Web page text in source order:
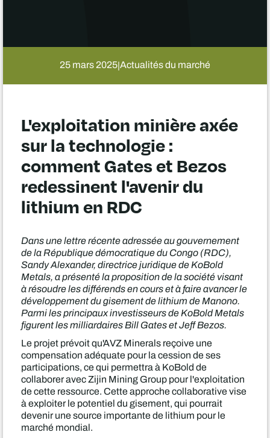
25 mars 2025|Actualités du marché
L'exploitation minière axée
sur la technologie :
comment Gates et Bezos
redessinent l'avenir du
lithium en RDC
Dans une lettre récente adressée au gouvernement
de la République démocratique du Congo (RDC),
Sandy Alexander, directrice juridique de KoBold
Metals, a présenté la proposition de la société visant
à résoudre les différends en cours et à faire avancer le
développement du gisement de lithium de Manono.
Parmi les principaux investisseurs de KoBold Metals
figurent les milliardaires Bill Gates et Jeff Bezos.
Le projet prévoit qu'AVZ Minerals reçoive une
compensation adéquate pour la cession de ses
participations, ce qui permettra à KoBold de
collaborer avec Zijin Mining Group pour l'exploitation
de cette ressource. Cette approche collaborative vise
à exploiter le potentiel du gisement, qui pourrait
devenir une source importante de lithium pour le
marché mondial.